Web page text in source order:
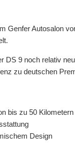
Genfer Autosalon
DS 9 noch relativ
zu deutschen
bis zu 50 Kilometern
Design